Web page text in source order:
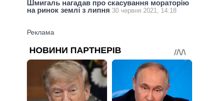
Шмигаль нагадав про скасування мораторію
на ринок землі з липня 30 червня 2021, 14:18